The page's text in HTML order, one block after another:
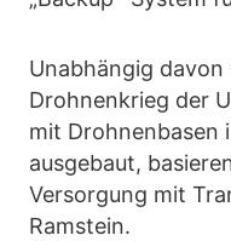
Unabhängig
Drohnenkrieg der
mit Drohnenbasen
ausgebaut,
Versorgung mit
Ramstein.